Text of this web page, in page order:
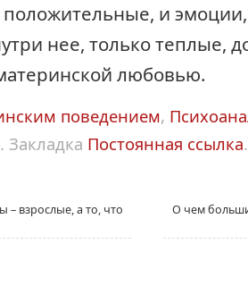
и
нее, только теплые,
любовью.
поведением,
. Закладка Постоянная ссылка.
– взрослые, а то, что
О чем